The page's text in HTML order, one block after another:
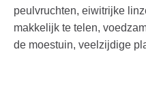
peulvruchten, eiwitrijke
makkelijk te telen,
de moestuin, veelzijdige